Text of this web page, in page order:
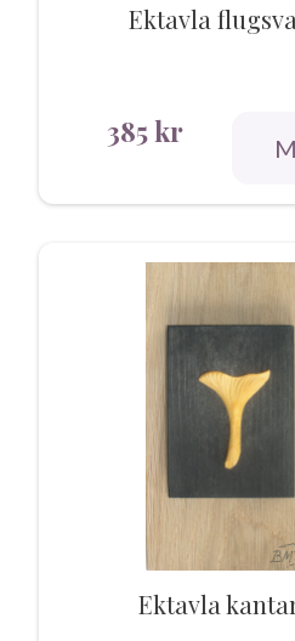
Ektavla
385kr
Ektavla